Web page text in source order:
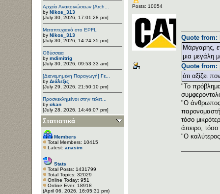
Αρχείο Ανακοινώσεων [Arch...
by Nikos_313
[July 30, 2026, 17:01:28 pm]
Μεταπτυχιακό στο EPFL
by Nikos_313
[July 30, 2026, 14:24:35 pm]
Οδύσσεια
by mdimitrig
[July 30, 2026, 09:53:33 am]
[Διανεμημένη Παραγωγή] Γε...
by Διάλεξις
[July 29, 2026, 21:50:10 pm]
Προσκεκλημένοι στην τελετ...
by okan
[July 28, 2026, 14:46:07 pm]
Στατιστικά
Members
Total Members: 10415
Latest: anasim
Stats
Total Posts: 1431799
Total Topics: 32029
Online Today: 951
Online Ever: 18918
(April 06, 2026, 16:05:31 pm)
Posts: 10054
Quote from:
Μάργαρης,
μια μεγάλη
Quote from:
ότι αξίζει
"Το πρόβλημα
"Ο άνθρωπος
τόσο
άπειρο, τόσο
"Ο καλύτερος